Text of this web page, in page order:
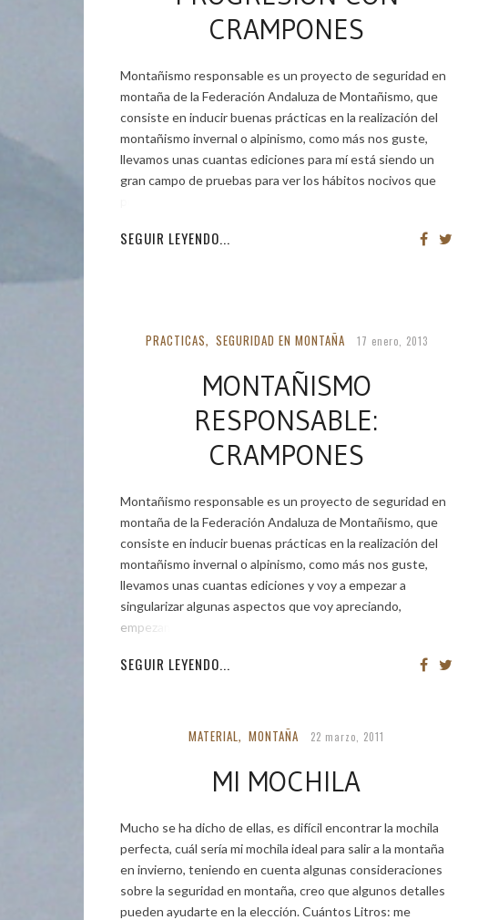
CRAMPONES
Montañismo responsable es un proyecto de seguridad en
montaña de la Federación Andaluza de Montañismo, que
consiste en inducir buenas prácticas en la realización del
montañismo invernal o alpinismo, como más nos guste,
llevamos unas cuantas ediciones para mí está siendo un
gran campo de pruebas para ver los hábitos nocivos que
SEGUIR LEYENDO...
PRACTICAS, SEGURIDAD EN MONTAÑA 17 enero, 2013
MONTAÑISMO
RESPONSABLE:
CRAMPONES
Montañismo responsable es un proyecto de seguridad en
montaña de la Federación Andaluza de Montañismo, que
consiste en inducir buenas prácticas en la realización del
montañismo invernal o alpinismo, como más nos guste,
llevamos unas cuantas ediciones y voy a empezar a
singularizar algunas aspectos que voy apreciando,
empezamos con
SEGUIR LEYENDO...
MATERIAL, MONTAÑA 22 marzo, 2011
MI MOCHILA
Mucho se ha dicho de ellas, es difícil encontrar la mochila
perfecta, cuál sería mi mochila ideal para salir a la montaña
en invierno, teniendo en cuenta algunas consideraciones
sobre la seguridad en montaña, creo que algunos detalles
pueden ayudarte en la elección. Cuántos Litros: me